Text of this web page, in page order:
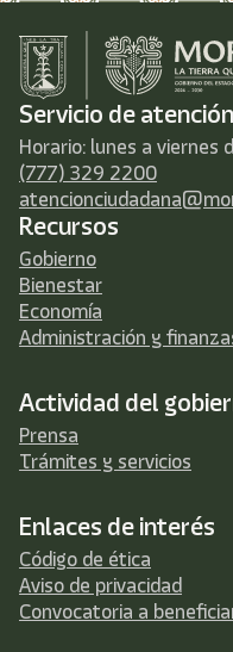
Servicio de
Horario: lunes a viernes
(777) 329 2200
Recursos
Gobierno
Bienestar
Economía
Administración y
Actividad del
Prensa
Trámites y servicios
Enlaces de interés
Código de ética
Aviso de privacidad
Convocatoria a